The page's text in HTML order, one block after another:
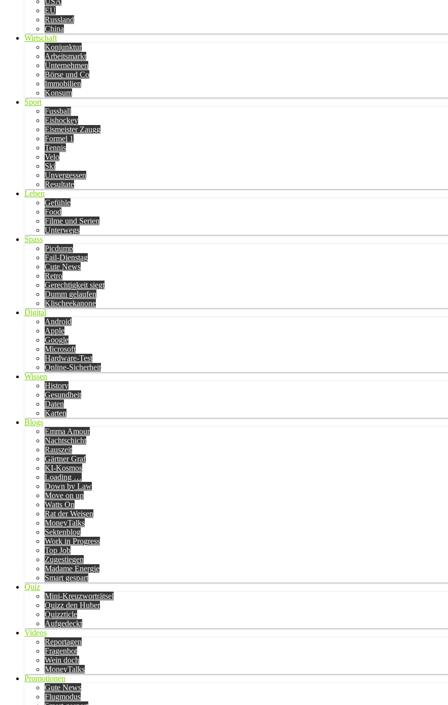
EU
Russland
China
Wirtschaft
Konjunktur
Arbeitsmarkt
Unternehmen
Börse und Co
Immobilien
Konsum
Sport
Fussball
Eishockey
Eismeister Zaugg
Formel 1
Tennis
Velo
Ski
Unvergessen
Resultate
Leben
Gefühle
Food
Filme und Serien
Unterwegs
Spass
Picdump
Fail-Dienstag
Cute News
Retro
Gerechtigkeit siegt
Dumm gelaufen
Klischeekanone
Digital
Android
Apple
Google
Microsoft
Hardware-Test
Online-Sicherheit
Wissen
History
Gesundheit
Daten
Karten
Blogs
Emma Amour
Nachtschicht
Rauszeit
Gärtner Graf
KI-Kosmos
Loading …
Down by Law
Move on up
Watts On
Rat der Weisen
MoneyTalks
Sektenblog
Work in Progress
Top Job
Zugestiegen
Madame Energie
Smart gespart
Quiz
Mini-Kreuzworträtsel
Quizz den Huber
Quizzticle
Aufgedeckt
Videos
Reportagen
Fragenbot
Wein doch
MoneyTalks
Promotionen
Gute News
Flugmodus